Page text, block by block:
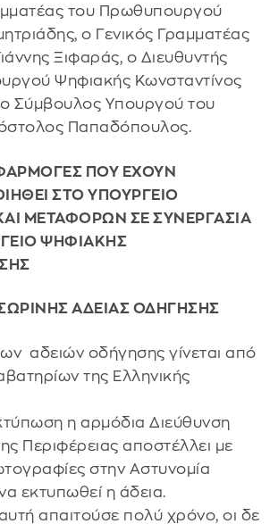
του Πρωθυπουργού
ο Γενικός Γραμματέας
Ξιφαράς, ο Διευθυντής
Ψηφιακής Κωνσταντίνος
ο Σύμβουλος Υπουργού του
Παπαδόπουλος.
ΠΟΥ ΕΧΟΥΝ
ΣΤΟ ΥΠΟΥΡΓΕΙΟ
ΜΕΤΑΦΟΡΩΝ ΣΕ ΣΥΝΕΡΓΑΣΙΑ
ΨΗΦΙΑΚΗΣ
ΑΔΕΙΑΣ ΟΔΗΓΗΣΗΣ
αδειών οδήγησης γίνεται από
της Ελληνικής
η αρμόδια Διεύθυνση
Περιφέρειας αποστέλλει με
στην Αστυνομία
εκτυπωθεί η άδεια.
απαιτούσε πολύ χρόνο, οι δε